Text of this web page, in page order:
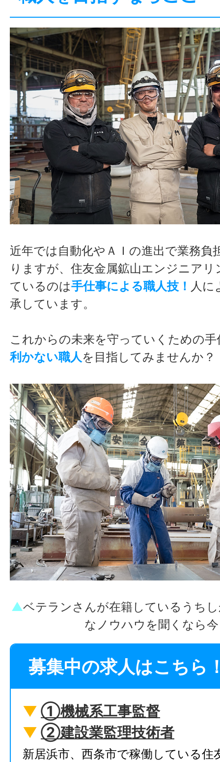
近年では自動化やＡＩの進出で業務負
りますが、住友金属鉱山エンジニア
ているのは手仕事による職人技！ 人に
承しています。
これからの未来を守っていくための手
利かない職人を目指してみませんか？
▲ベテランさんが在籍しているうち
なノウハウを聞くなら
募集中の求人はこちら
▼ ①機械系工事監督
▼ ②建設業監理技術者
新居浜市、西条市で稼働している住